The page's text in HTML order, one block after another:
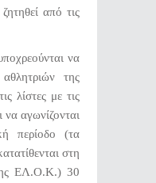
από τις
να
της
λίστες με τις
να αγωνίζονται
περίοδο (τα
στη
ΕΛ.Ο.Κ.) 30